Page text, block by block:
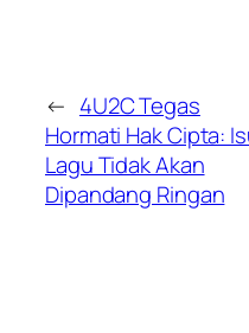
← 4U2C Tegas
Hormati Hak Cipta:
Lagu Tidak Akan
Dipandang Ringan